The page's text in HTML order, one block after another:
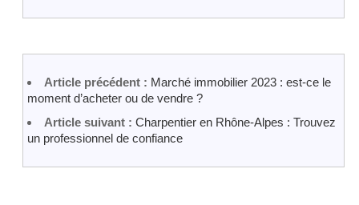
Article précédent : Marché immobilier 2023 : est-ce le
moment d’acheter ou de vendre ?
Article suivant : Charpentier en Rhône-Alpes : Trouvez
un professionnel de confiance